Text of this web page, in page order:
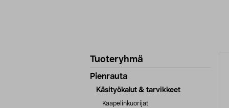
Tarkenna
tuotetietoja
Tuoteryhmä
Pienrauta
Käsityökalut & tarvikkeet
Kaapelinkuorijat